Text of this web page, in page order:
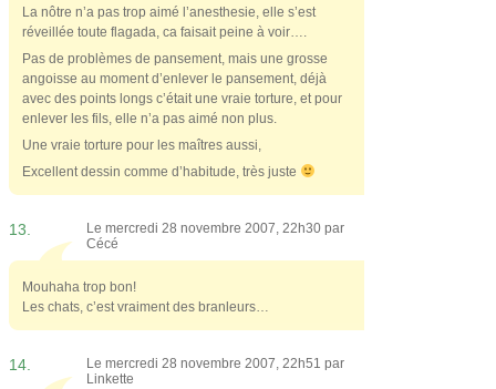
La nôtre n’a pas trop aimé l’anesthesie, elle s’est
réveillée toute flagada, ca faisait peine à voir….
Pas de problèmes de pansement, mais une grosse
angoisse au moment d’enlever le pansement, déjà
avec des points longs c’était une vraie torture, et pour
enlever les fils, elle n’a pas aimé non plus.
Une vraie torture pour les maîtres aussi,
Excellent dessin comme d’habitude, très juste
13.
Le mercredi 28 novembre 2007, 22h30 par
Cécé
Mouhaha trop bon!
Les chats, c’est vraiment des branleurs…
14.
Le mercredi 28 novembre 2007, 22h51 par
Linkette